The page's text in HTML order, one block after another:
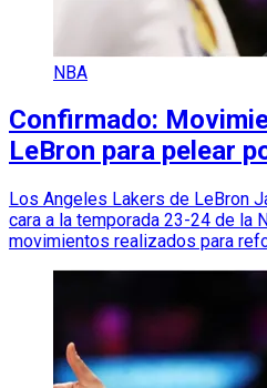
NBA
Confirmado:
LeBron para pelear
Los Angeles Lakers de LeBron
cara a la temporada 23-24 de la
movimientos realizados para